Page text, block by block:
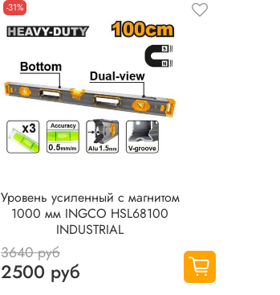
-31%
Уровень усиленный с магнитом
1000 мм INGCO HSL68100
INDUSTRIAL
3640 руб
2500 руб